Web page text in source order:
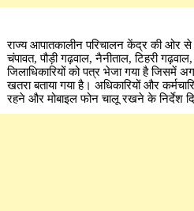
राज्य आपातकालीन परिचालन केंद्र की ओर से
चंपावत, पौड़ी गढ़वाल, नैनीताल, टिहरी
जिलाधिकारियों को पत्र भेजा गया है जिसमें
खतरा बताया गया है। अधिकारियों और
रहने और मोबाइल फोन चालू रखने के निर्देश